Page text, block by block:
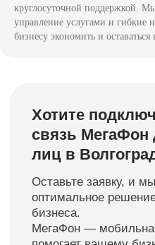
круглосуточной поддержкой.
управление услугами и гибкие
бизнесу экономить и